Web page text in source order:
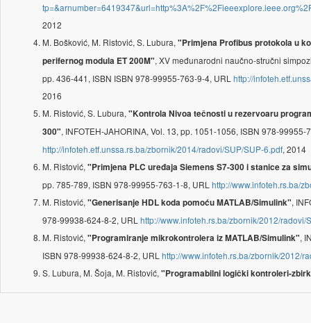
2012
M. Bošković, M. Ristović, S. Lubura, "Primjena Profibus protokola u
perifernog modula ET 200M", XV međunarodni naučno-stručni
pp. 436-441, ISBN ISBN 978-99955-763-9-4, URL http://
2016
M. Ristović, S. Lubura, "Kontrola Nivoa tečnosti u rezervoaru
300", INFOTEH-JAHORINA, Vol. 13, pp. 1051-1056, ISBN 978-99955-
http://infoteh.etf.unssa.rs.ba/zbornik/2014/radovi/SUP/SUP-6.pdf, 2014
M. Ristović, "Primjena PLC uređaja Siemens S7-300 i stanice za
pp. 785-789, ISBN 978-99955-763-1-8, URL http://www.infoteh.rs.ba/
M. Ristović, "Generisanje HDL koda pomoću MATLAB/Simulink",
978-99938-624-8-2, URL http://www.infoteh.rs.ba/zbornik/2012/radovi/
M. Ristović, "Programiranje mikrokontrolera iz MATLAB/Simulink",
ISBN 978-99938-624-8-2, URL http://www.infoteh.rs.ba/zbornik/2012/
S. Lubura, M. Šoja, M. Ristović, "Programabilni logički kontroleri-